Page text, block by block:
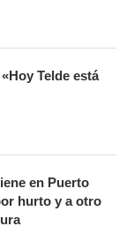
Telde está
en Puerto
hurto y a otro